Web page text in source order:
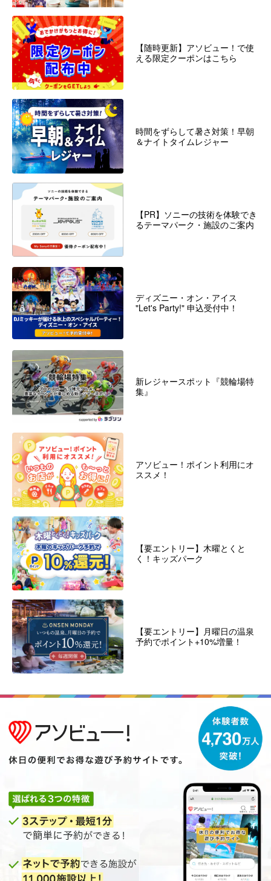
【随時更新】アソビュー！で使
える限定クーポンはこちら
時間をずらして暑さ対策！早朝
＆ナイトタイムレジャー
【PR】ソニーの技術を体験でき
るテーマパーク・施設のご案内
ディズニー・オン・アイス
"Let's Party!" 申込受付中！
新レジャースポット『競輪場特
集』
アソビュー！ポイント利用にオ
ススメ！
【要エントリー】木曜とくと
く！キッズパーク
【要エントリー】月曜日の温泉
予約でポイント+10%増量！